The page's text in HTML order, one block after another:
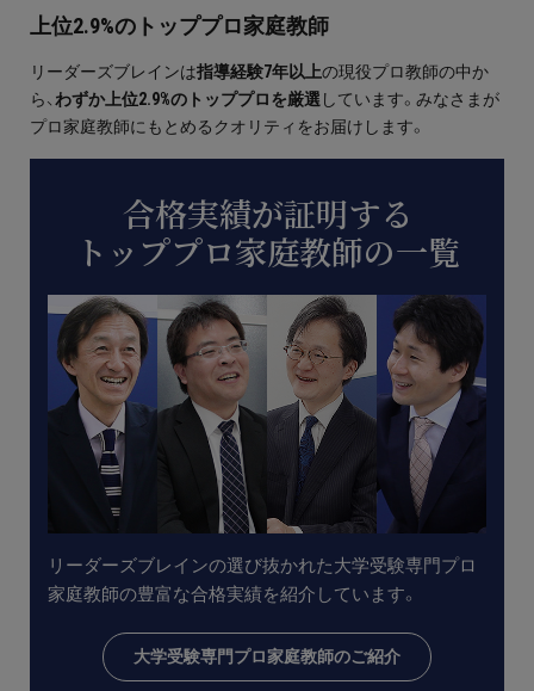
公式LINE＠
0120-11-3967
受付:9:30～21:30(定休:日曜・祝日)
お問い合わせ・資料請求
上位2.9%のトッププロ家庭教師
リーダーズブレインは指導経験7年以上の現役プロ教師の中か
ら、 わずか上位2.9%のトッププロを厳選 しています。みなさまが
プロ家庭教師にもとめるクオリティをお届けします。
合格実績が証明する
トッププロ家庭教師の一覧
リーダーズブレインの選び抜かれた大学受験専門プロ
家庭教師の豊富な合格実績を紹介しています。
大学受験専門プロ家庭教師のご紹介